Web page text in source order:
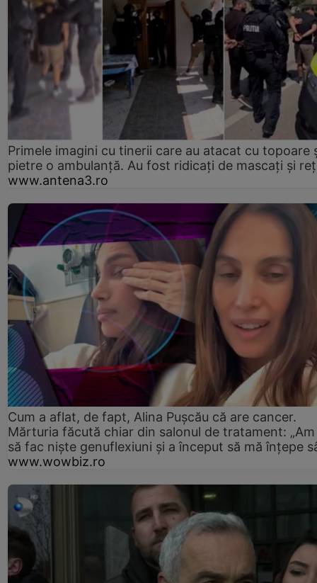
Primele imagini cu tinerii care au atacat cu topoare
pietre o ambulanță. Au fost ridicați de mascați și
www.antena3.ro
Cum a aflat, de fapt, Alina Pușcău că are cancer.
Mărturia făcută chiar din salonul de tratament:
să fac niște genuflexiuni și a început să mă înțepe
www.wowbiz.ro